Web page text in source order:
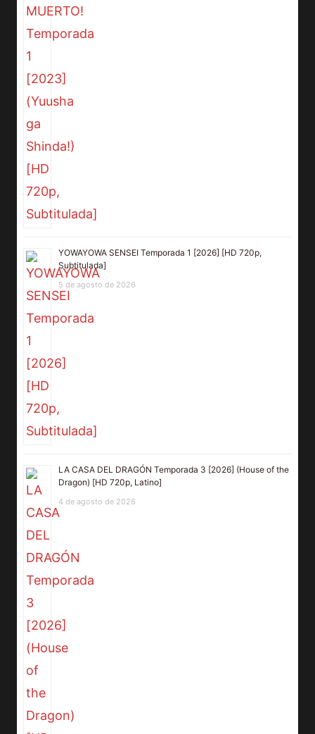
YOWAYOWA SENSEI Temporada 1 [2026] [HD 720p,
Subtitulada]
5 de agosto de 2026
LA CASA DEL DRAGÓN Temporada 3 [2026] (House of the
Dragon) [HD 720p, Latino]
4 de agosto de 2026